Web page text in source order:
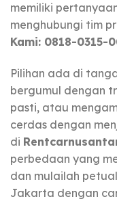
memiliki
menghubungi tim
Kami: 0818-0315-
Pilihan ada di
bergumul dengan
pasti, atau
cerdas dengan
di
perbedaan yang
dan mulailah
Jakarta dengan